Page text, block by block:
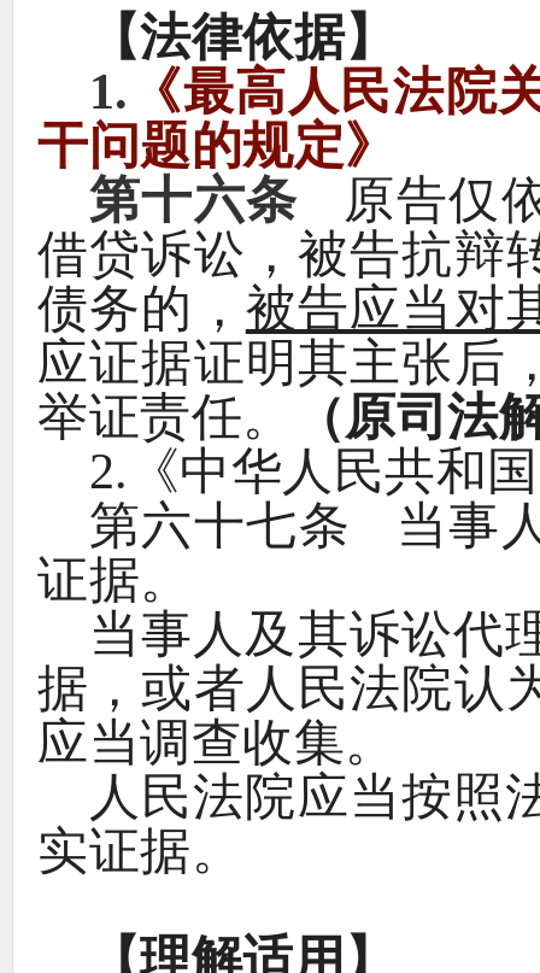
【法律依据】
1. 《最高人民法院
干问题的规定》
第十六条
原告仅
借贷诉讼 ， 被告抗辩
债务的 ， 被告应当对
应证据证明其主张后
举证责任。 （原司法
2.《中华人民共和
第六十七条
当事
证据。
当事人及其诉讼代
据 ，或者人民法院认
应当调查收集。
人民法院应当按照
实证据。
【理解适用 】